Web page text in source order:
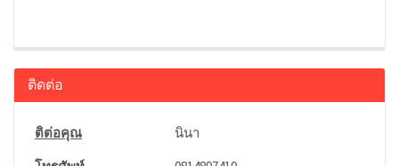
ติดต่อ
ติต่อคุณ
นินา